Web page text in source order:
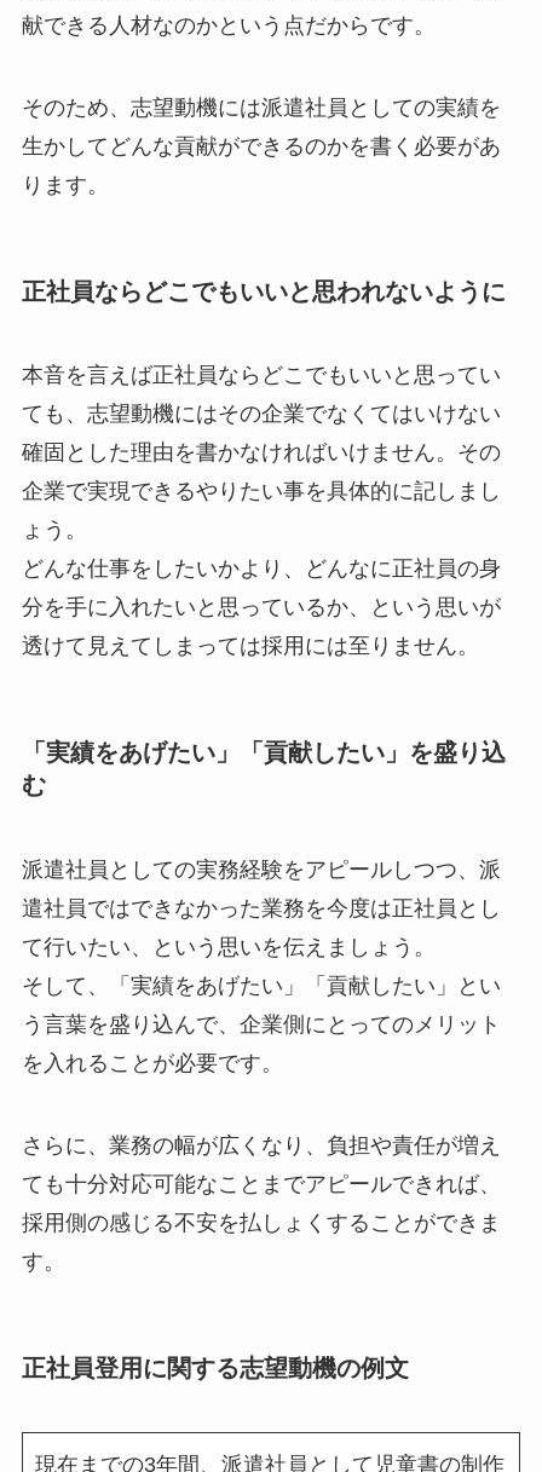
献できる人材なのかという点だからです。
そのため、志望動機には派遣社員としての実績を
生かして どんな貢献ができるのかを書く必要があ
ります。
正社員ならどこでもいいと思われないように
本音を言えば正社員ならどこでもいいと思ってい
ても、志望動機にはその企業でなくてはいけない
確固とした理由を書かなければいけません。その
企業で実現できるやりたい事を具体的に記しまし
ょう。
どんな仕事をしたいかより、どんなに正社員の身
分を手に入れたいと思っているか、という思いが
透けて見えてしまっては採用には至りません。
「実績をあげたい」「貢献したい」を盛り込
む
派遣社員としての実務経験をアピールしつつ、 派
遣社員ではできなかった業務を今度は正社員とし
て行いたい、という思いを伝えましょう。
そして、「実績をあげたい」「貢献したい」とい
う言葉を盛り込んで、 企業側にとってのメリット
を入れることが必要です。
さらに、業務の幅が広くなり、負担や責任が増え
ても十分対応可能なことまでアピールできれば、
採用側の感じる不安を払しょくすることができま
す。
正社員登用に関する志望動機の例文
現在までの3年間、派遣社員として児童書の制作